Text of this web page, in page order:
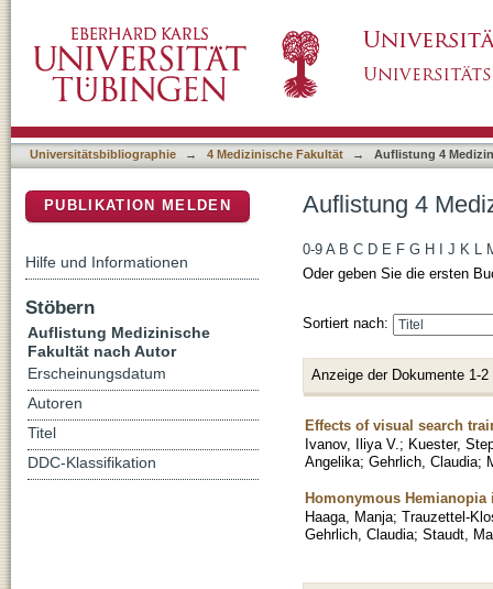
Universitätsbibliographie → 4 Medizinische Fakultät → Auflistung 4
Auflistung 4
0-9 A B C D E F G H J K L
Oder geben Sie die ersten
Sortiert nach:
Anzeige der Dokumente 1-2
Effects of visual search
Ivanov, Iliya V. ; Kuester,
Angelika; Gehrlich, Claudia;
Homonymous
Haaga, Manja; Trauzettel-
Gehrlich, Claudia; Staudt,
PUBLIKATION MELDEN
Hilfe und Informationen
Stöbern
Auflistung Medizinische
Fakultät nach Autor
Erscheinungsdatum
Autoren
Titel
DDC-Klassifikation